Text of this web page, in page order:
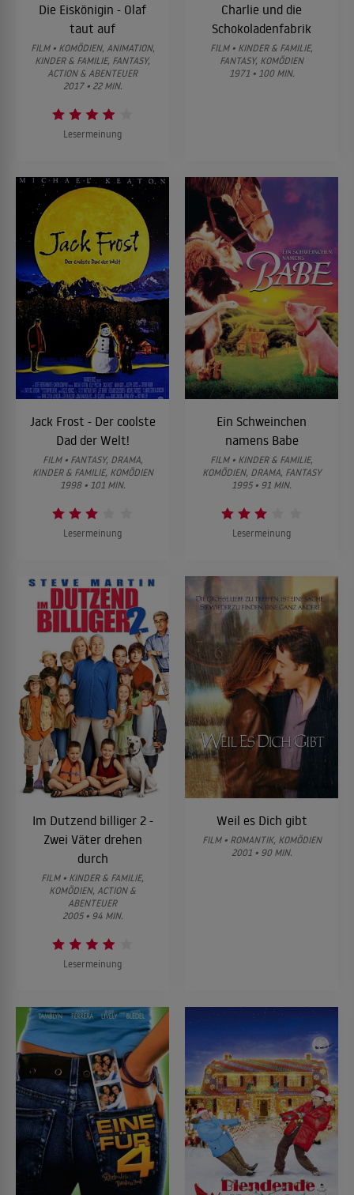
Die Eiskönigin - Olaf
taut auf
FILM • KOMÖDIEN, ANIMATION,
KINDER & FAMILIE, FANTASY,
ACTION & ABENTEUER
2017 • 22 MIN.
Lesermeinung
Charlie und die
Schokoladenfabrik
FILM • KINDER & FAMILIE,
FANTASY, KOMÖDIEN
1971 • 100 MIN.
Jack Frost - Der coolste
Dad der Welt!
FILM • FANTASY, DRAMA,
KINDER & FAMILIE, KOMÖDIEN
1998 • 101 MIN.
Lesermeinung
Ein Schweinchen
namens Babe
FILM • KINDER & FAMILIE,
KOMÖDIEN, DRAMA, FANTASY
1995 • 91 MIN.
Lesermeinung
Im Dutzend billiger 2 -
Zwei Väter drehen
durch
FILM • KINDER & FAMILIE,
KOMÖDIEN, ACTION &
ABENTEUER
2005 • 94 MIN.
Lesermeinung
Weil es Dich gibt
FILM • ROMANTIK, KOMÖDIEN
2001 • 90 MIN.